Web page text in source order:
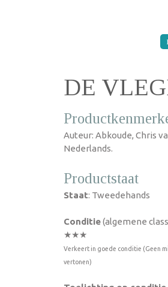
DE
Auteur: Abkoude, Chris
Nederlands.
Productstaat
Staat: Tweedehands
Conditie(algemene
★★★
Verkeert in goede conditie (Geen
vertonen)